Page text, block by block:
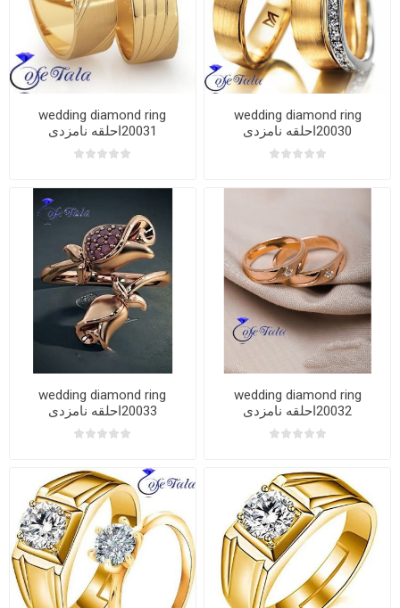
wedding diamond ring
20030احلقه نامزدی
wedding diamond ring
20031احلقه نامزدی
wedding diamond ring
20032احلقه نامزدی
wedding diamond ring
20033احلقه نامزدی